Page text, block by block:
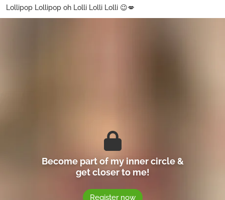
Lollipop Lollipop oh Lolli Lolli Lolli 😉💋
Become part of my inner circle &
get closer to me!
Register now